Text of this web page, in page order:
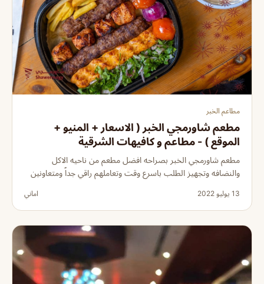
مطاعم الخبر
مطعم شاورمجي الخبر ( الاسعار + المنيو +
الموقع ) - مطاعم و كافيهات الشرقية
مطعم شاورمجي الخبر بصراحه افضل مطعم من ناحيه الاكل
والنضافه وتجهيز الطلب باسرع وقت وتعاملهم راقي جداً ومتعاونين
13 يوليو 2022 اماني